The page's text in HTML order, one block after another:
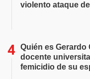
violento ataque
Quién es Gerardo
docente
femicidio de su